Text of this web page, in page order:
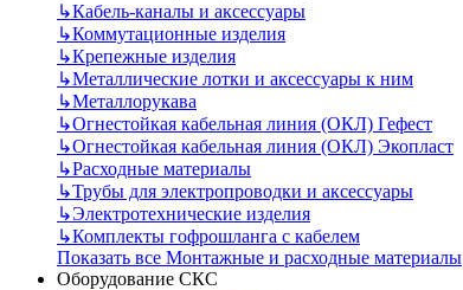
↳Кабель-каналы и аксессуары
↳Коммутационные изделия
↳Крепежные изделия
↳Металлические лотки и аксессуары к ним
↳Металлорукава
↳Огнестойкая кабельная линия (ОКЛ) Гефест
↳Огнестойкая кабельная линия (ОКЛ) Экопласт
↳Расходные материалы
↳Трубы для электропроводки и аксессуары
↳Электротехнические изделия
↳Комплекты гофрошланга с кабелем
Показать все Монтажные и расходные материалы
Оборудование СКС